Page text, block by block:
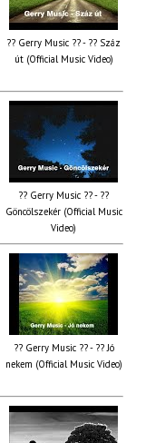
?? Gerry Music ?? - ?? Száz
út (Official Music Video)
?? Gerry Music ?? - ??
Göncölszekér (Official Music
Video)
?? Gerry Music ?? - ?? Jó
nekem (Official Music Video)